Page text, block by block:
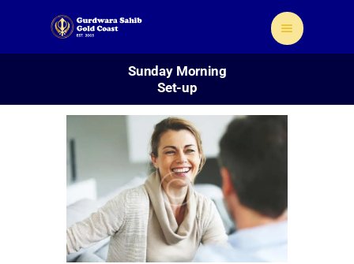
Sunday Morning
Set-up
About Us
Sikhism
Gallery
Donate